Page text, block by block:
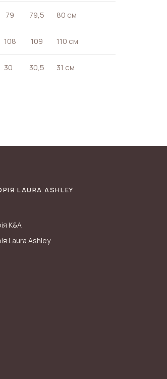
79 79,5 80 см
108 109 110 см
30 30,5 31 см
LAURA ASHLEY
K&A
Laura Ashley